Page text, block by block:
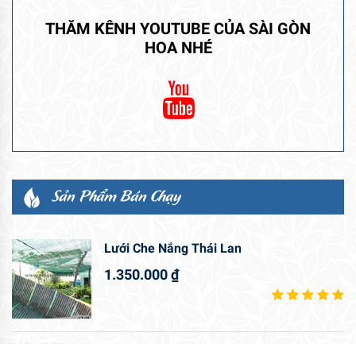
THĂM KÊNH YOUTUBE CỦA SÀI GÒN
HOA NHÉ
Sản Phẩm Bán Chạy
Lưới Che Nắng Thái Lan
1.350.000₫